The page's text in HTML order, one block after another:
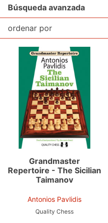
Búsqueda avanzada
Grandmaster
Repertoire - The Sicilian
Taimanov
Antonios Pavlidis
Quality Chess